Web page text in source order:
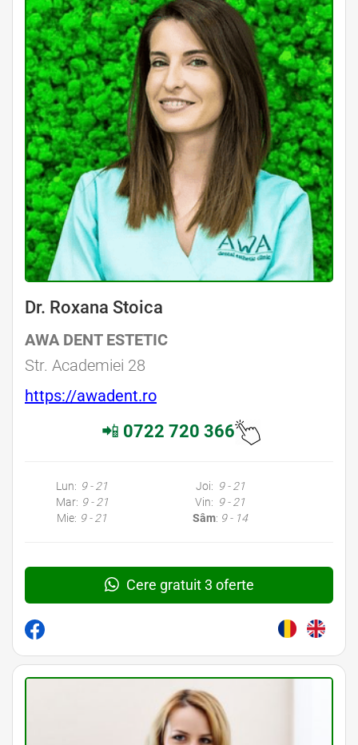
Dr. Roxana Stoica
AWA DENT ESTETIC
Str. Academiei 28
https://awadent.ro
📲 0722 720 366
Lun: 9 - 21
Mar: 9 - 21
Mie: 9 - 21
Joi: 9 - 21
Vin: 9 - 21
Sâm: 9 - 14
Cere gratuit 3 oferte